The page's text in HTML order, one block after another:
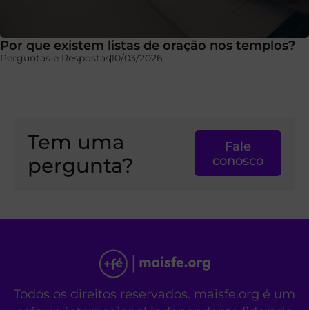
Por que existem listas de oração nos templos?
Perguntas e Respostas10/03/2026
Tem uma
pergunta?
Fale
conosco
Todos os direitos reservados. maisfe.org é um